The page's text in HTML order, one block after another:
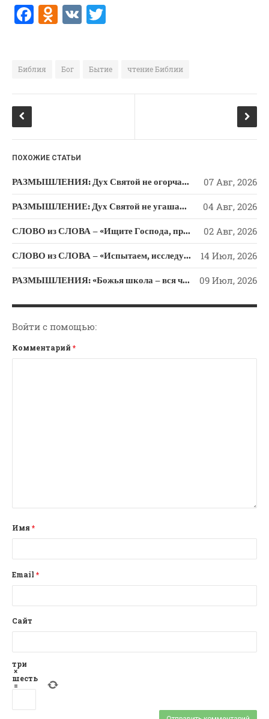
F
e
b
k
O
o
kl
ni
ki
V
te
r
Библия Бог Бытие чтение Библии
ПОХОЖИЕ СТАТЬИ
РАЗМЫШЛЕНИЯ: Дух Святой не огорчайте и не оскорбляйте! 07 Авг, 2026
РАЗМЫШЛЕНИЕ: Дух Святой не угашайте! 04 Авг, 2026
СЛОВО из СЛОВА – «Ищите Господа, призывайте Его» (Исаии 55) 02 Авг, 2026
СЛОВО из СЛОВА – «Испытаем, исследуем пути свои и обратимся к Господу» 14 Июл, 2026
РАЗМЫШЛЕНИЯ: «Божья школа – вся человеческая жизнь» 09 Июл, 2026
Войти с помощью:
Комментарий *
Имя *
Email *
Сайт
три
×
шесть
=